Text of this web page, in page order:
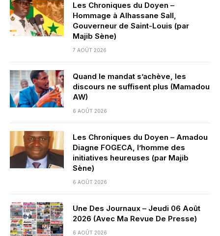
Les Chroniques du Doyen –
Hommage à Alhassane Sall,
Gouverneur de Saint-Louis (par
Majib Sène)
7 AOÛT 2026
Quand le mandat s’achève, les
discours ne suffisent plus (Mamadou
AW)
6 AOÛT 2026
Les Chroniques du Doyen – Amadou
Diagne FOGECA, l’homme des
initiatives heureuses (par Majib
Sène)
6 AOÛT 2026
Une Des Journaux – Jeudi 06 Août
2026 (Avec Ma Revue De Presse)
6 AOÛT 2026